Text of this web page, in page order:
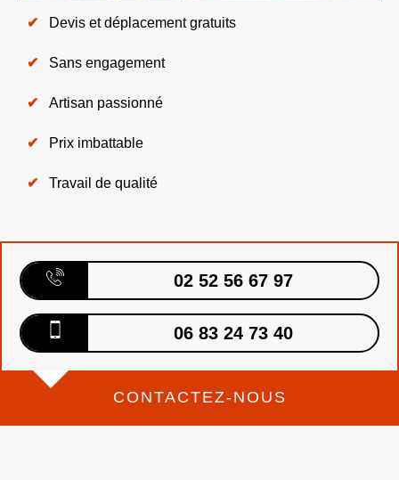
Devis et déplacement gratuits
Sans engagement
Artisan passionné
Prix imbattable
Travail de qualité
02 52 56 67 97
06 83 24 73 40
CONTACTEZ-NOUS